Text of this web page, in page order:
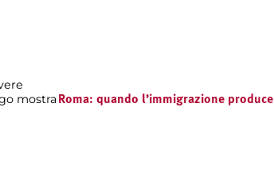
mostra Roma: quando l’immigrazione produce